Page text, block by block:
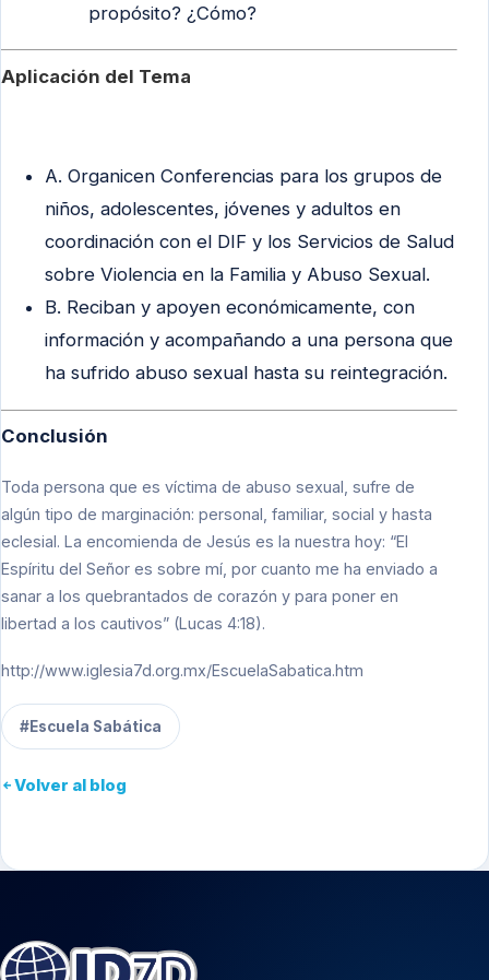
propósito? ¿Cómo?
Aplicación del Tema
A. Organicen Conferencias para los grupos de
niños, adolescentes, jóvenes y adultos en
coordinación con el DIF y los Servicios de Salud
sobre Violencia en la Familia y Abuso Sexual.
B. Reciban y apoyen económicamente, con
información y acompañando a una persona que
ha sufrido abuso sexual hasta su reintegración.
Conclusión
Toda persona que es víctima de abuso sexual, sufre de
algún tipo de marginación: personal, familiar, social y hasta
eclesial. La encomienda de Jesús es la nuestra hoy: “El
Espíritu del Señor es sobre mí, por cuanto me ha enviado a
sanar a los quebrantados de corazón y para poner en
libertad a los cautivos” (Lucas 4:18).
http://www.iglesia7d.org.mx/EscuelaSabatica.htm
#Escuela Sabática
Volver al blog